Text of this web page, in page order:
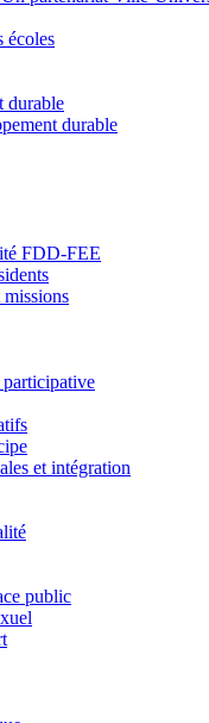
écoles
durable
durable
FDD-FEE
missions
et intégration
public